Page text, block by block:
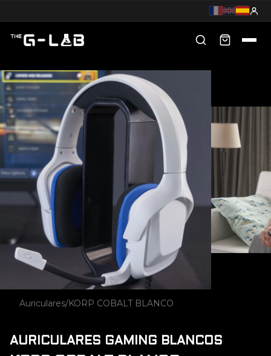
Auriculares/KORP COBALT BLANCO
AURICULARES GAMING BLANCOS